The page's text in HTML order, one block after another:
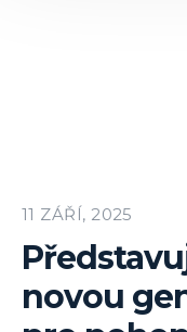
11 ZÁŘÍ, 2025
novou